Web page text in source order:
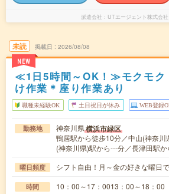
派遣会社 UTエージェント株式会
未読
NEW
掲載日 2026/08/08
≪1日5時間～OK！≫モクモク
け作業＊座り作業あり
職種未経験OK 土日祝日が休み WEB登録
勤務地 神奈川県横浜市緑区
鴨居駅から徒歩10分／中山(神奈
(神奈川県)駅から---分／長津田駅
曜日頻度 シフト自由！月～金の好きな曜日
時間 10：00～17：0013：00～18：00